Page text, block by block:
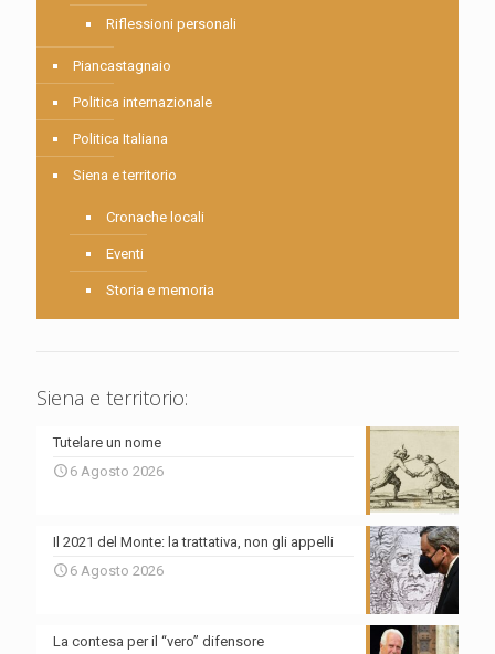
Riflessioni personali
Piancastagnaio
Politica internazionale
Politica Italiana
Siena e territorio
Cronache locali
Eventi
Storia e memoria
Siena e territorio:
Tutelare un nome
6 Agosto 2026
Il 2021 del Monte: la trattativa, non gli appelli
6 Agosto 2026
La contesa per il “vero” difensore